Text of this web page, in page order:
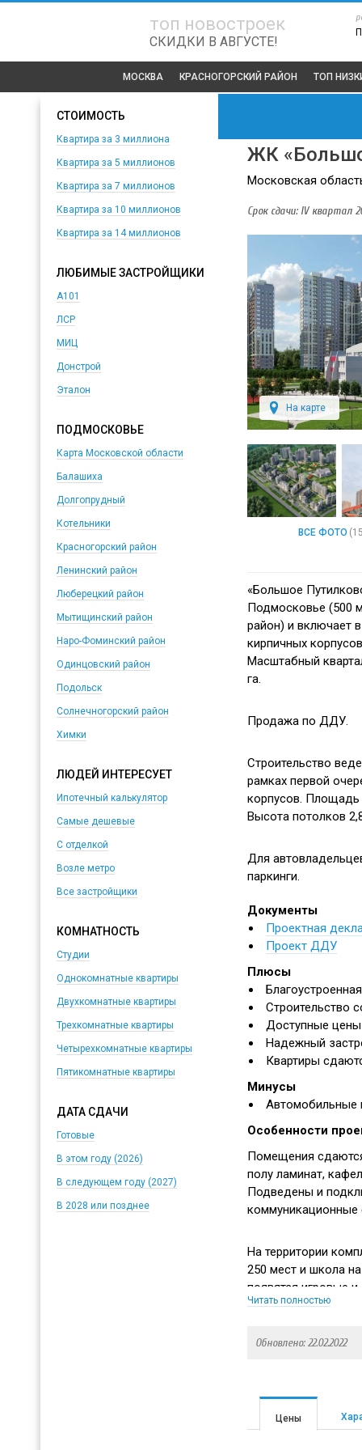
топ новостроек
СКИДКИ В АВГУСТЕ!
МОСКВА КРАСНОГОРСКИЙ РАЙОН ТОП
СТОИМОСТЬ
Квартира за 3 миллиона
Квартира за 5 миллионов
Квартира за 7 миллионов
Квартира за 10 миллионов
Квартира за 14 миллионов
ЛЮБИМЫЕ ЗАСТРОЙЩИКИ
А101
ЛСР
МИЦ
Донстрой
Эталон
ПОДМОСКОВЬЕ
Карта Московской области
Балашиха
Долгопрудный
Котельники
Красногорский район
Ленинский район
Люберецкий район
Мытищинский район
Наро-Фоминский район
Одинцовский район
Подольск
Солнечногорский район
Химки
ЛЮДЕЙ ИНТЕРЕСУЕТ
Ипотечный калькулятор
Самые дешевые
С отделкой
Возле метро
Все застройщики
КОМНАТНОСТЬ
Студии
Однокомнатные квартиры
Двухкомнатные квартиры
Трехкомнатные квартиры
Четырехкомнатные квартиры
Пятикомнатные квартиры
ДАТА СДАЧИ
Готовые
В этом году (2026)
В следующем году (2027)
В 2028 или позднее
ЖК
Московская
Срок сдачи: IV квартал
На карте
ВСЕ ФОТО
«Большое
Подмосковье (500
район) и включает
кирпичных
Масштабный
га.
Продажа по ДДУ.
Строительство
рамках первой
корпусов. Площадь
Высота потолков
Для
паркинги.
Документы
Проектная
Проект ДДУ
Плюсы
Строительство
Доступные цены
Надежный
Квартиры
Минусы
Автомобильные
Особенности
Помещения
полу ламинат,
Подведены и
коммуникационные
На территории
250 мест и школа
появятся игровые
взрослых
Новостройка
по прямой.
Читать полностью
Обновлено: 22.02.2022
Цены